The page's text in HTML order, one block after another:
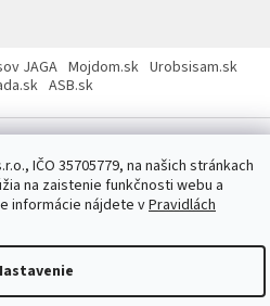
IČO 35705779, na našich stránkach
na zaistenie funkčnosti webu a
informácie nájdete vPravidlách
JAGA Mojdom.sk Urobsisam.sk
ASB.sk
. Všetky práva vyhradené.Upraviť